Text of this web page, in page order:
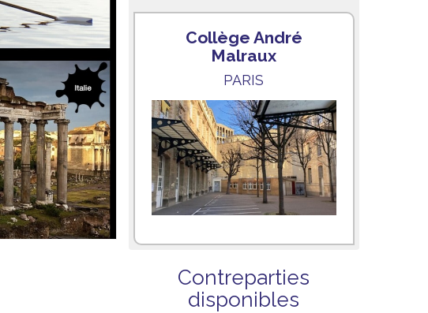
Collège André
Malraux
PARIS
Contreparties
disponibles